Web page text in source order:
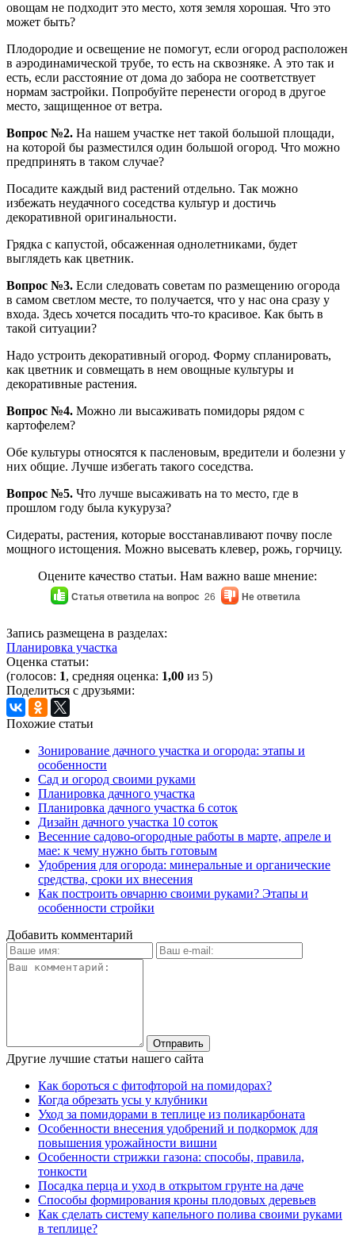
овощам не подходит это место, хотя земля хорошая. Что это
может быть?
Плодородие и освещение не помогут, если огород расположен
в аэродинамической трубе, то есть на сквозняке. А это так и
есть, если расстояние от дома до забора не соответствует
нормам застройки. Попробуйте перенести огород в другое
место, защищенное от ветра.
Вопрос №2. На нашем участке нет такой большой площади,
на которой бы разместился один большой огород. Что можно
предпринять в таком случае?
Посадите каждый вид растений отдельно. Так можно
избежать неудачного соседства культур и достичь
декоративной оригинальности.
Грядка с капустой, обсаженная однолетниками, будет
выглядеть как цветник.
Вопрос №3. Если следовать советам по размещению огорода
в самом светлом месте, то получается, что у нас она сразу у
входа. Здесь хочется посадить что-то красивое. Как быть в
такой ситуации?
Надо устроить декоративный огород. Форму спланировать,
как цветник и совмещать в нем овощные культуры и
декоративные растения.
Вопрос №4. Можно ли высаживать помидоры рядом с
картофелем?
Обе культуры относятся к пасленовым, вредители и болезни у
них общие. Лучше избегать такого соседства.
Вопрос №5. Что лучше высаживать на то место, где в
прошлом году была кукуруза?
Сидераты, растения, которые восстанавливают почву после
мощного истощения. Можно высевать клевер, рожь, горчицу.
Оцените качество статьи. Нам важно ваше мнение:
Статья ответила на вопрос 26 Не ответила
Запись размещена в разделах:
Планировка участка
Оценка статьи:
(голосов: 1, средняя оценка: 1,00 из 5)
Поделиться с друзьями:
Похожие статьи
Зонирование дачного участка и огорода: этапы и
особенности
Сад и огород своими руками
Планировка дачного участка
Планировка дачного участка 6 соток
Дизайн дачного участка 10 соток
Весенние садово-огородные работы в марте, апреле и
мае: к чему нужно быть готовым
Удобрения для огорода: минеральные и органические
средства, сроки их внесения
Как построить овчарню своими руками? Этапы и
особенности стройки
Добавить комментарий
Другие лучшие статьи нашего сайта
Как бороться с фитофторой на помидорах?
Когда обрезать усы у клубники
Уход за помидорами в теплице из поликарбоната
Особенности внесения удобрений и подкормок для
повышения урожайности вишни
Особенности стрижки газона: способы, правила,
тонкости
Посадка перца и уход в открытом грунте на даче
Способы формирования кроны плодовых деревьев
Как сделать систему капельного полива своими руками
в теплице?